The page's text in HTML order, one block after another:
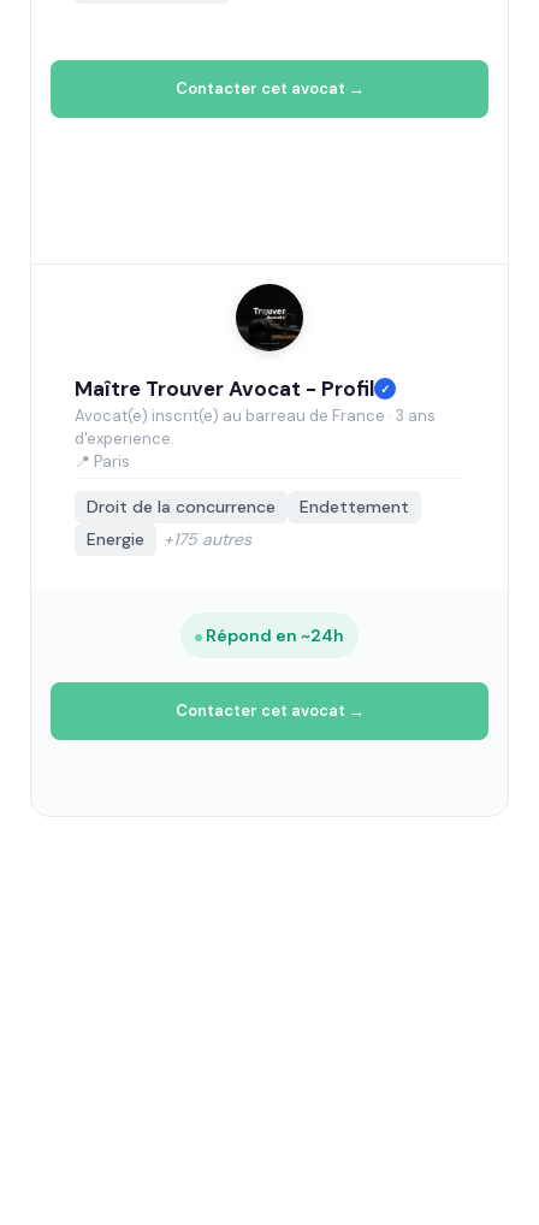
Contacter cet avocat →
Maître Trouver Avocat - Profil ✓
Avocat(e) inscrit(e) au barreau de France · 3 ans
d'experience.
📍 Paris
Droit de la concurrence
Endettement
Energie
+175 autres
Répond en ~24h
Contacter cet avocat →